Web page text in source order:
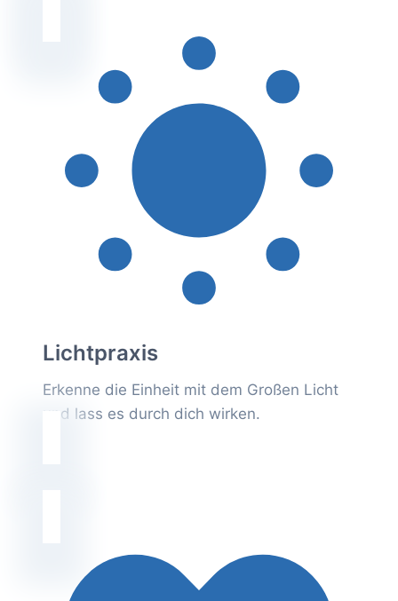
Lichtpraxis
Erkenne die Einheit mit dem Großen Licht
und lass es durch dich wirken.